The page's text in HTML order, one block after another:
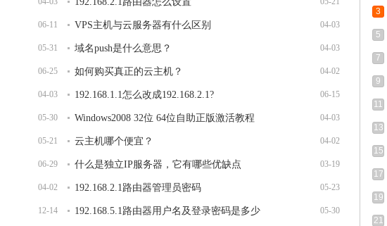
06-11 04-03
VPS主机与云服务器有什么区别
05-31 04-03
域名push是什么意思？
06-25 04-02
如何购买真正的云主机？
04-03 06-15
192.168.1.1怎么改成192.168.2.1?
05-30 04-03
Windows2008 32位 64位自助正版激活教程
05-21 04-02
云主机哪个便宜？
06-29 03-19
什么是独立IP服务器，它有哪些优缺点
04-02 05-23
192.168.2.1路由器管理员密码
12-14 05-30
192.168.5.1路由器用户名及登录密码是多少
3
5
7
9
11
13
15
17
19
21